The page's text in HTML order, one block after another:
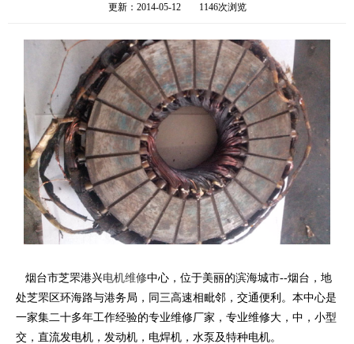
更新：2014-05-12 1146次浏览
烟台市芝罘港兴电机维修中心，位于美丽的滨海城市--烟台，地
处芝罘区环海路与港务局，同三高速相毗邻，交通便利。本中心是
一家集二十多年工作经验的专业维修厂家，专业维修大，中，小型
交，直流发电机，发动机，电焊机，水泵及特种电机。